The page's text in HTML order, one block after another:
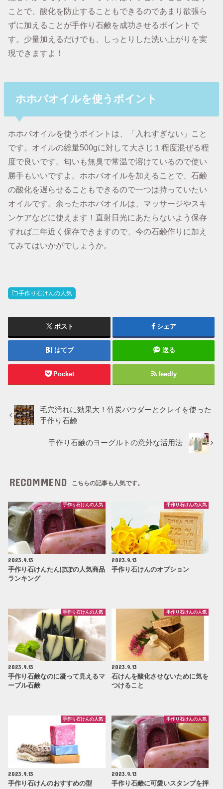
ことで、酸化を防止することもできるのであまり欲張ら
ずに加えることが手作り石鹸を成功させるポイントで
す。少量加えるだけでも、しっとりした洗い上がりを実
現できますよ！
ホホバオイルを使うポイント
ホホバオイルを使うポイントは、「入れすぎない」こと
です。オイルの総量500gに対して大さじ１程度混ぜる程
度で良いです。匂いも無臭で常温で溶けているので使い
勝手もいいですよ。ホホバオイルを加えることで、石鹸
の酸化を遅らせることもできるので一つは持っていたい
オイルです。余ったホホバオイルは、マッサージやスキ
ンケアなどに使えます！直射日光にあたらないよう保存
すれば二年近く保存できますので、今の石鹸作りに加え
てみてはいかがでしょうか。
手作り石けんの人気
ポスト シェア
はてブ 送る
Pocket feedly
毛穴汚れに効果大！竹炭パウダーとクレイを使った
手作り石鹸
手作り石鹸のヨーグルトの意外な活用法
RECOMMEND こちらの記事も人気です。
手作り石けんの人気
2023.9.13
手作り石けんたんぽぽの人気商品
ランキング
手作り石けんの人気
2023.9.13
手作り石けんのオプション
手作り石けんの人気
2023.9.13
手作り石鹸なのに凝って見えるマ
ーブル石鹸
手作り石けんの人気
2023.9.13
石けんを酸化させないために気を
つけること
手作り石けんの人気
2023.9.13
手作り石けんのおすすめの型
手作り石けんの人気
2023.9.13
手作り石鹸に可愛いスタンプを押